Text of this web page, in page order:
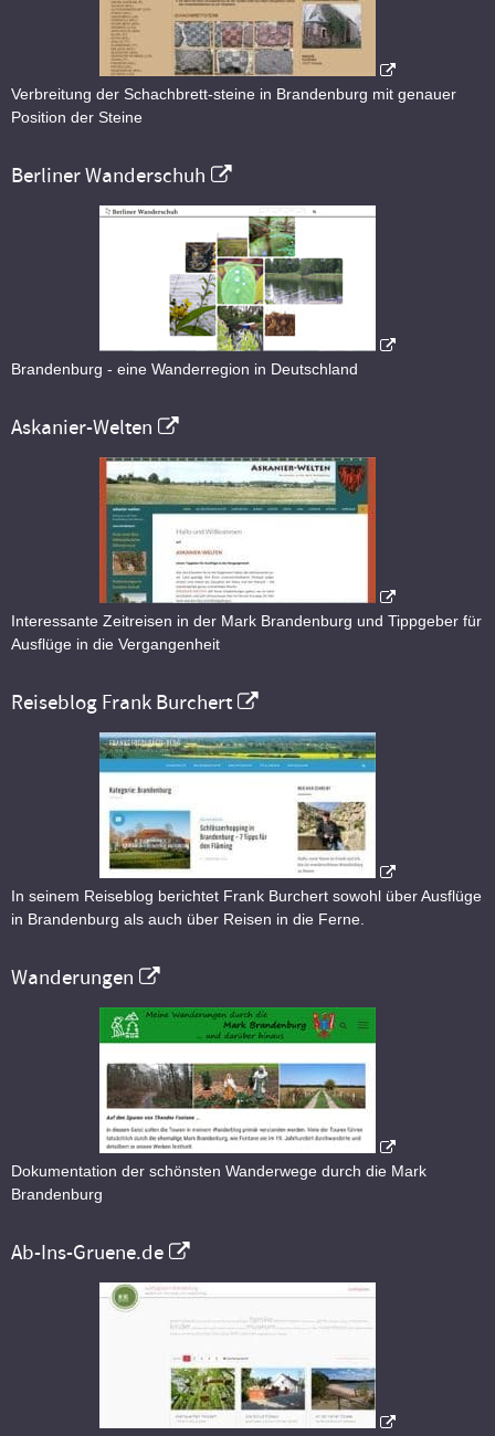
Verbreitung der Schachbrett-steine in Brandenburg mit genauer
Position der Steine
Berliner Wanderschuh
Brandenburg - eine Wanderregion in Deutschland
Askanier-Welten
Interessante Zeitreisen in der Mark Brandenburg und Tippgeber für
Ausflüge in die Vergangenheit
Reiseblog Frank Burchert
In seinem Reiseblog berichtet Frank Burchert sowohl über Ausflüge
in Brandenburg als auch über Reisen in die Ferne.
Wanderungen
Dokumentation der schönsten Wanderwege durch die Mark
Brandenburg
Ab-Ins-Gruene.de